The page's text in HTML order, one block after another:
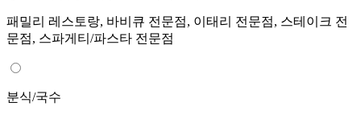
패밀리 레스토랑, 바비큐 전문점, 이태리 전문점, 스테이크 전
문점, 스파게티/파스타 전문점
분식/국수